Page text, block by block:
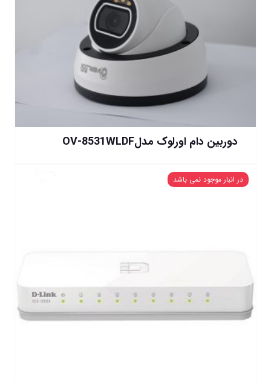
دوربین دام اورلوک مدلOV-8531WLDF
در انبار موجود نمی باشد